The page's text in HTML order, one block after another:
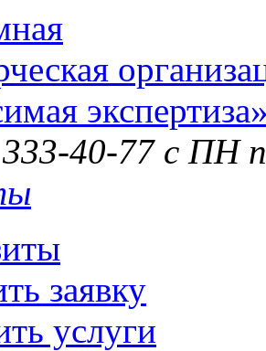
40-77 с ПН
заявку
услуги